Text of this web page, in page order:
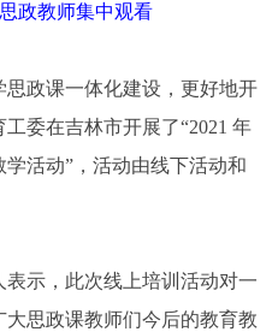
政教师集中观看
政课一体化建设，更好地开
委在吉林市开展了“2021 年
活动”，活动由线下活动和
示，此次线上培训活动对一
思政课教师们今后的教育教